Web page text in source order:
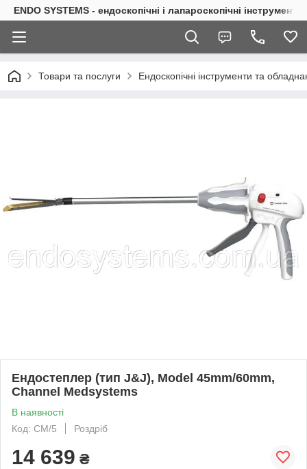
ENDO SYSTEMS - ендоскопічні і лапароскопічні інструменти
Товари та послуги Ендоскопічні інструменти та
Eндостеплер (тип J&J), Model 45mm/60mm,
Channel Medsystems
В наявності
Код: CM/5
Роздріб
14 639 ₴